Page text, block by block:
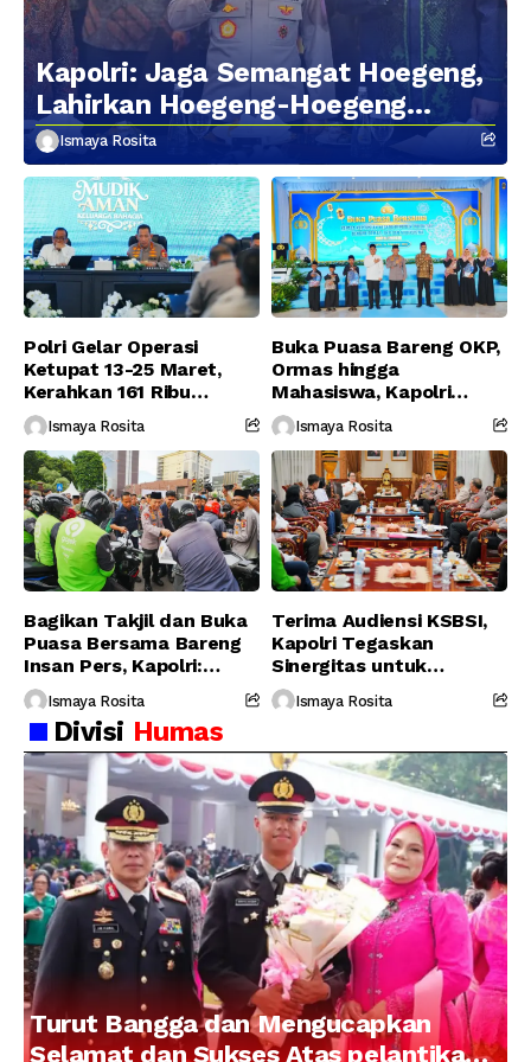
Kapolri: Jaga Semangat Hoegeng,
Lahirkan Hoegeng-Hoegeng
Berikutnya
Ismaya Rosita
Polri Gelar Operasi
Ketupat 13-25 Maret,
Kerahkan 161 Ribu
Personel Gabungan
Ismaya Rosita
Buka Puasa Bareng OKP,
Ormas hingga
Mahasiswa, Kapolri
Serukan Jaga
Persatuan-Dukung
Program Pemerintah
Ismaya Rosita
Bagikan Takjil dan Buka
Puasa Bersama Bareng
Insan Pers, Kapolri:
Suara Media Suara
Publik
Ismaya Rosita
Terima Audiensi KSBSI,
Kapolri Tegaskan
Sinergitas untuk
Perjuangkan Hak Buruh
Ismaya Rosita
Divisi Humas
Turut Bangga dan Mengucapkan
Selamat dan Sukses Atas pelantikan